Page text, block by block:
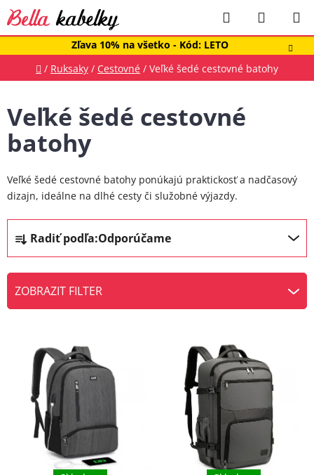
Prejsť
na
obsah
Zľava 10% na všetko - Kód: LETO
Hľadať
KOŠÍK
Domov
/ Ruksaky / Cestovné / Veľké šedé cestovné batohy
Veľké šedé cestovné
batohy
Veľké šedé cestovné batohy ponúkajú praktickosť a nadčasový
dizajn, ideálne na dlhé cesty či služobné výjazdy.
R
a
d
e
n
Radiť podľa:Odporúčame
ZOBRAZIT FILTER